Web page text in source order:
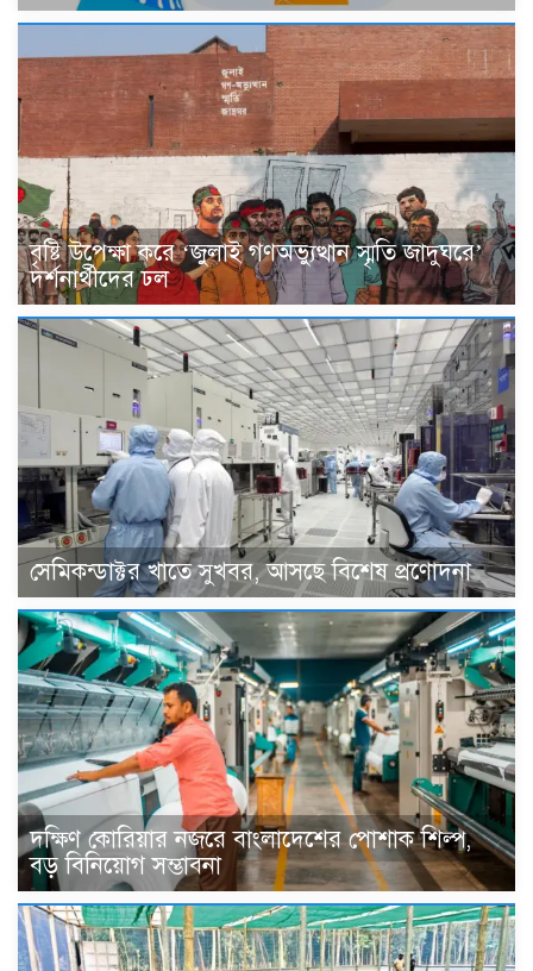
বৃষ্টি উপেক্ষা করে ‘জুলাই গণঅভ্যুত্থান স্মৃতি জাদুঘরে’
দর্শনার্থীদের ঢল
সেমিকন্ডাক্টর খাতে সুখবর, আসছে বিশেষ প্রণোদনা
দক্ষিণ কোরিয়ার নজরে বাংলাদেশের পোশাক শিল্প,
বড় বিনিয়োগ সম্ভাবনা